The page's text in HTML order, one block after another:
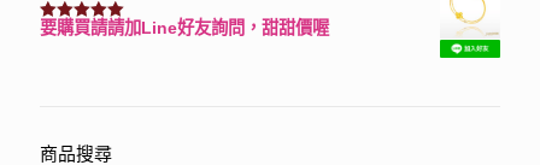
評分3150滿分 5
要購買請請加Line好友詢問，甜甜價喔
商品搜尋